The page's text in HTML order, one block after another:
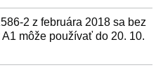
2 z februára 2018 sa bez
môže používať do 20. 10.